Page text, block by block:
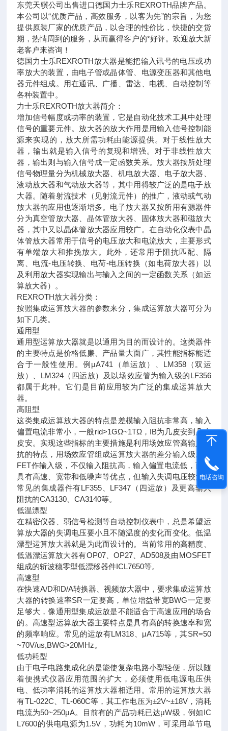
东莞天骥公司出售进口德国力士乐REXROTH品牌产品。
本公司以“优质产品，高效服务，以客为先”的宗旨，为您
提供原装厂家的优质产品，以合理的性价比，快捷的交货
期，热情周到的服务，从而赢得客户的*好评。欢迎放大新
老客户来咨询！
德国力士乐REXROTH放大器是能把输入讯号的电压或功
率放大的装置，由电子管或晶体管、电源变压器和其他电
器元件组成。用在通讯、广播、雷达、电视、自动控制等
各种装置中。
力士乐REXROTH放大器简介：
增加信号幅度或功率的装置，它是自动化技术工具中处理
信号的重要元件。放大器的放大作用是用输入信号控制能
源来实现的，放大所需功耗由能源提供。对于线性放大
器，输出就是输入信号的复现和增强。对于非线性放大
器，输出则与输入信号成一定函数关系。放大器按所处理
信号物理量分为机械放大器、机电放大器、电子放大器、
液动放大器和气动放大器等，其中用得较广泛的是电子放
大器。随着射流技术（见射流元件）的推广，液动或气动
放大器的应用也逐渐增多。电子放大器又按所用有源器件
分为真空管放大器、晶体管放大器、固体放大器和磁放大
器，其中又以晶体管放大器应用较广。在自动化仪表中晶
体管放大器常用于信号的电压放大和电流放大，主要形式
有单端放大和推挽放大。此外，还常用于阻抗匹配、隔
离、电流-电压转换、电荷-电压转换（如电荷放大器）以
及利用放大器实现输出与输入之间的一定函数关系（如运
算放大器）。
REXROTH放大器分类：
按照集成运算放大器的参数来分，集成运算放大器可分为
如下几类。
通用型
通用型运算放大器就是以通用为目的而设计的。这类器件
的主要特点是价格低廉、产品量大面广，其性能指标能适
合于一般性使用。例μA741（单运放）、LM358（双运
放）、LM324（四运放）及以场效应管为输入级的LF356
都属于此种。它们是目前应用较为广泛的集成运算放大
器。
高阻型
这类集成运算放大器的特点是差模输入阻抗非常高，输入
偏置电流非常小，一般rid>1GΩ~1TΩ，IB为几皮安到几十
皮安。实现这些指标的主要措施是利用场效应管高输入阻
抗的特点，用场效应管组成运算放大器的差分输入级。用
FET作输入级，不仅输入阻抗高，输入偏置电流低，而且
具有高速、宽带和低噪声等优点，但输入失调电压较大。
常见的集成器件有LF355、LF347（四运放）及更高输入
阻抗的CA3130、CA3140等。
低温漂型
在精密仪器、弱信号检测等自动控制仪表中，总是希望运
算放大器的失调电压要小且不随温度的变化而变化。低温
漂型运算放大器就是为此而设计的。当前常用的高精度、
低温漂运算放大器有OP07、OP27、AD508及由MOSFET
组成的斩波稳零型低漂移器件ICL7650等。
高速型
在快速A/D和D/A转换器、视频放大器中，要求集成运算放
大器的转换速率SR一定要高，单位增益带宽BWG一定要
足够大，像通用型集成运放是不能适合于高速应用的场合
的。高速型运算放大器主要特点是具有高的转换速率和宽
的频率响应。常见的运放有LM318、μA715等，其SR=50
~70V/us,BWG>20MHz。
低功耗型
由于电子电路集成化的是能使复杂电路小型轻便，所以随
着便携式仪器应用范围的扩大，必须使用低电源电压供
电、低功率消耗的运算放大器相适用。常用的运算放大器
有TL-022C、TL-060C等，其工作电压为±2V~±18V，消耗
电流为50~250μA。目前有的产品功耗已达μW级，例如IC
L7600的供电电源为1.5V，功耗为10mW，可采用单节电
电话咨询